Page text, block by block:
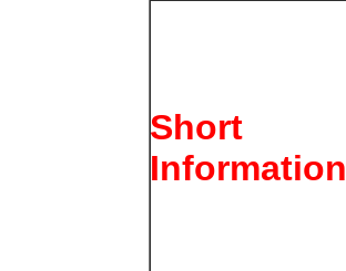
Short
Information